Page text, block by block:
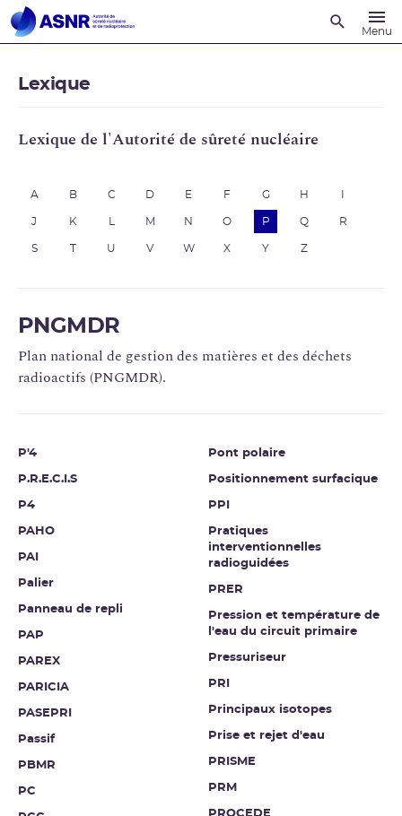
Menu
Lexique
Lexique de l'Autorité de sûreté nucléaire
A B C D E F G H
J K M N O P Q R
S U V W X Y Z
PNGMDR
Plan national de gestion des matières et des déchets
radioactifs (PNGMDR).
P'4
P.R.E.C.I.S
P4
PAHO
PAI
Palier
Panneau de repli
PAP
PAREX
PARICIA
PASEPRI
Passif
PBMR
PC
Pont polaire
Positionnement surfacique
PPI
Pratiques
interventionnelles
radioguidées
PRER
Pression et température de
l'eau du circuit primaire
Pressuriseur
PRI
Principaux isotopes
Prise et rejet d'eau
PRISME
PRM